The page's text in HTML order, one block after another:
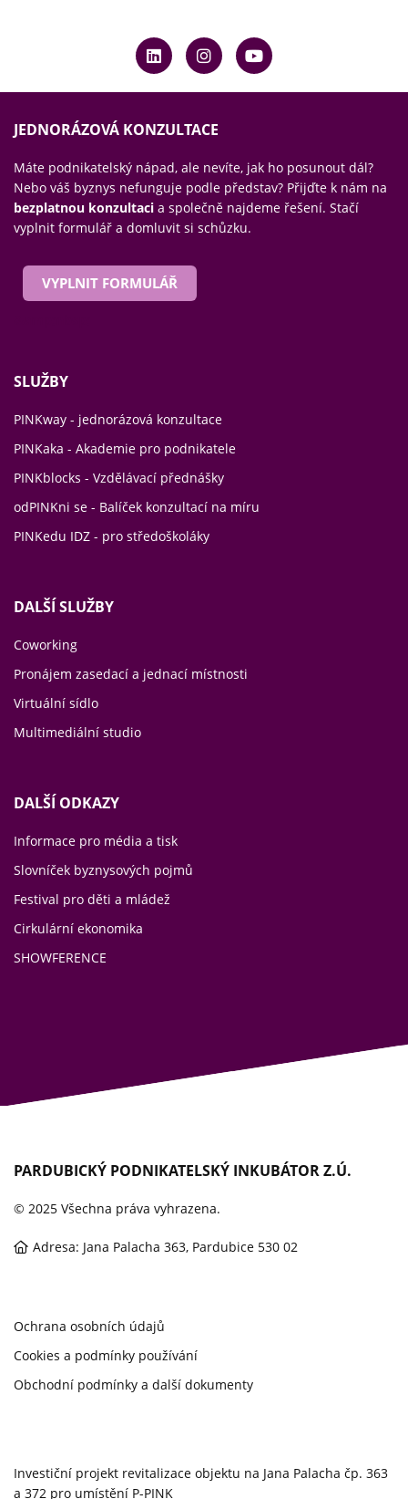
JEDNORÁZOVÁ KONZULTACE
Máte podnikatelský nápad, ale nevíte, jak ho posunout dál?
Nebo váš byznys nefunguje podle představ? Přijďte k nám na
bezplatnou konzultaci a společně najdeme řešení. Stačí
vyplnit formulář a domluvit si schůzku.
VYPLNIT FORMULÁŘ
SLUŽBY
PINKway - jednorázová konzultace
PINKaka - Akademie pro podnikatele
PINKblocks - Vzdělávací přednášky
odPINKni se - Balíček konzultací na míru
PINKedu IDZ - pro středoškoláky
DALŠÍ SLUŽBY
Coworking
Pronájem zasedací a jednací místnosti
Virtuální sídlo
Multimediální studio
DALŠÍ ODKAZY
Informace pro média a tisk
Slovníček byznysových pojmů
Festival pro děti a mládež
Cirkulární ekonomika
SHOWFERENCE
PARDUBICKÝ PODNIKATELSKÝ INKUBÁTOR Z.Ú.
© 2025 Všechna práva vyhrazena.
Adresa: Jana Palacha 363, Pardubice 530 02
Ochrana osobních údajů
Cookies a podmínky používání
Obchodní podmínky a další dokumenty
Investiční projekt revitalizace objektu na Jana Palacha čp. 363
a 372 pro umístění P-PINK